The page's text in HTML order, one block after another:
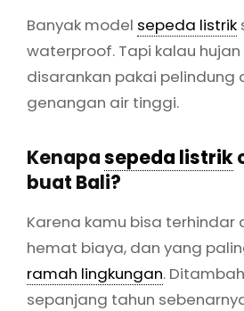
Banyak model sepeda listrik
waterproof. Tapi kalau
disarankan pakai pelindung
genangan air tinggi.
Kenapasepeda listrik
buat Bali?
Karena kamu bisa terhindar
hemat biaya, dan yang
ramah lingkungan.
sepanjang tahun